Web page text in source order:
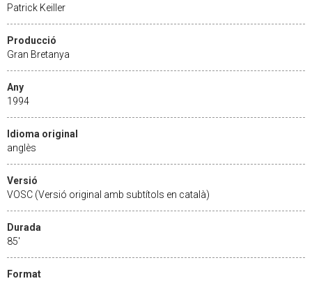
Patrick Keiller
Producció
Gran Bretanya
Any
1994
Idioma original
anglès
Versió
VOSC (Versió original amb subtítols en català)
Durada
85'
Format